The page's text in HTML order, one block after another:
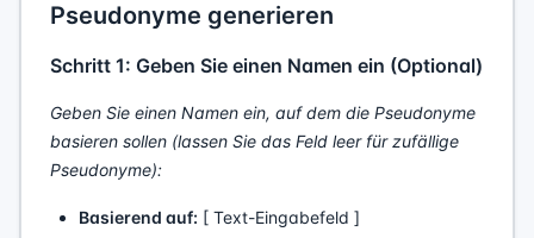
Pseudonyme generieren
Schritt 1: Geben Sie einen Namen ein (Optional)
Geben Sie einen Namen ein, auf dem die Pseudonyme
basieren sollen (lassen Sie das Feld leer für zufällige
Pseudonyme):
Basierend auf: [ Text-Eingabefeld ]